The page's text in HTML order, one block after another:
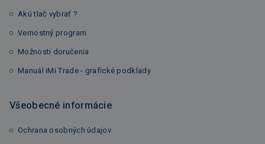
Akú tlač vybrať ?
Vernostný program
Možnosti doručenia
Manuál iMi Trade - grafické podklady
Všeobecné informácie
Ochrana osobných údajov